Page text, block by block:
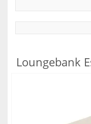
Loungebank